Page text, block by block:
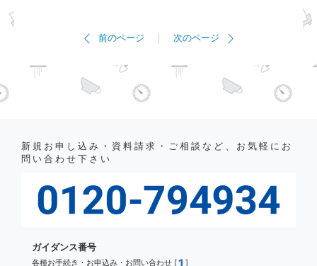
前のページ 次のページ
新規お申し込み・資料請求・ご相談など、お気軽にお
問い合わせ下さい
ガイダンス番号
各種お手続き・お申込み・お問い合わせ [
]